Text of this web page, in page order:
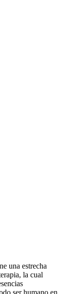
una estrecha
la cual
ser humano en